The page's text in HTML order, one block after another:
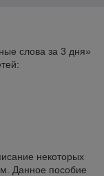
слова за 3 дня»
некоторых
Данное пособие